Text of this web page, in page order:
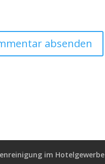
im Hotelgewerbe